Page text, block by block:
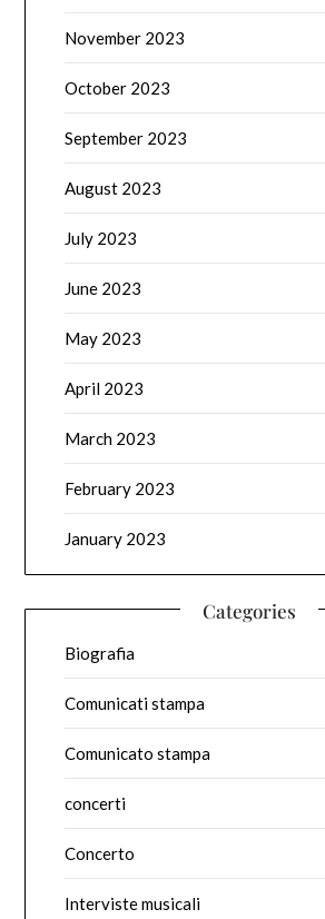
November 2023
October 2023
September 2023
August 2023
July 2023
June 2023
May 2023
April 2023
March 2023
February 2023
January 2023
Categories
Biografia
Comunicati stampa
Comunicato stampa
concerti
Concerto
Interviste musicali